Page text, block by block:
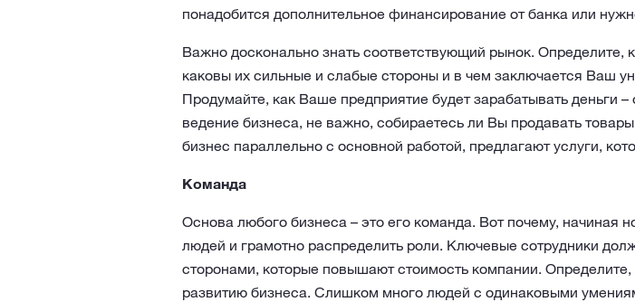
понадобится дополнительное финансирование от банка или
Важно досконально знать соответствующий рынок.
каковы их сильные и слабые стороны и в чем заключается Ваш
Продумайте, как Ваше предприятие будет зарабатывать деньги –
ведение бизнеса, не важно, собираетесь ли Вы продавать
бизнес параллельно с основной работой, предлагают услуги,
Команда
Основа любого бизнеса – это его команда. Вот почему, начиная
людей и грамотно распределить роли. Ключевые сотрудники
сторонами, которые повышают стоимость компании. Определите,
развитию бизнеса. Слишком много людей с одинаковыми